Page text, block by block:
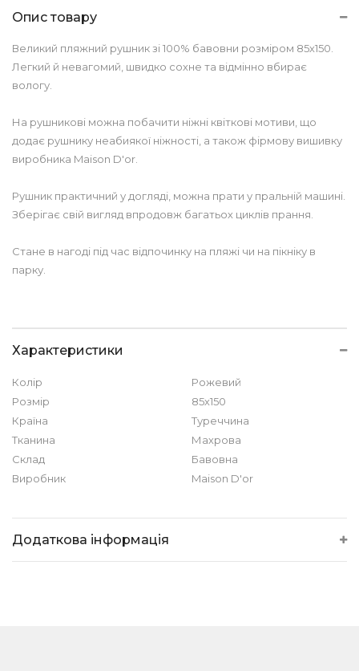
Опис товару
Великий пляжний рушник зі 100% бавовни розміром 85х150.
Легкий й невагомий, швидко сохне та відмінно вбирає
вологу.
На рушникові можна побачити ніжні квіткові мотиви, що
додає рушнику неабиякої ніжності, а також фірмову вишивку
виробника Maison D'or.
Рушник практичний у догляді, можна прати у пральній машині.
Зберігає свій вигляд впродовж багатьох циклів прання.
Стане в нагоді під час відпочинку на пляжі чи на пікніку в
парку.
Характеристики
Колір
Рожевий
Розмір
85х150
Країна
Туреччина
Тканина
Махрова
Склад
Бавовна
Виробник
Maison D'or
Додаткова інформація